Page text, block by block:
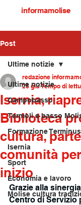
informamolise
Post
Ultime notizie
Campobasso
Termoli e basso
Formazione Terminus
Isernia
Sport
Economia e lavoro
Molise cultura
Ultime notizie
Isernia,
Biblioteca
cultura,
comunità
inizio
redazione
25 giu Tempo di
Grazie alla
Centro di Servizio